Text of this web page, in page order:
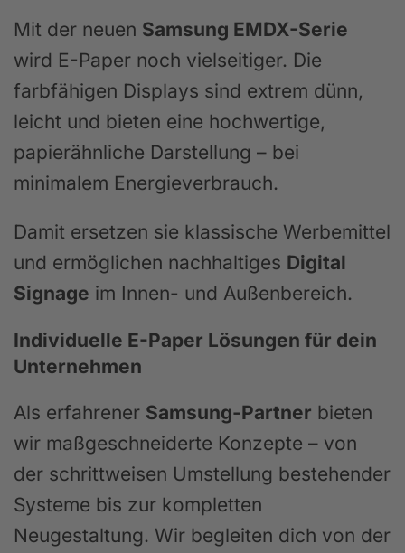
Mit der neuen Samsung EMDX-Serie
wird E-Paper noch vielseitiger. Die
farbfähigen Displays sind extrem dünn,
leicht und bieten eine hochwertige,
papierähnliche Darstellung – bei
minimalem Energieverbrauch.
Damit ersetzen sie klassische Werbemittel
und ermöglichen nachhaltiges Digital
Signage im Innen- und Außenbereich.
Individuelle E-Paper Lösungen für dein
Unternehmen
Als erfahrener Samsung-Partner bieten
wir maßgeschneiderte Konzepte – von
der schrittweisen Umstellung bestehender
Systeme bis zur kompletten
Neugestaltung. Wir begleiten dich von der